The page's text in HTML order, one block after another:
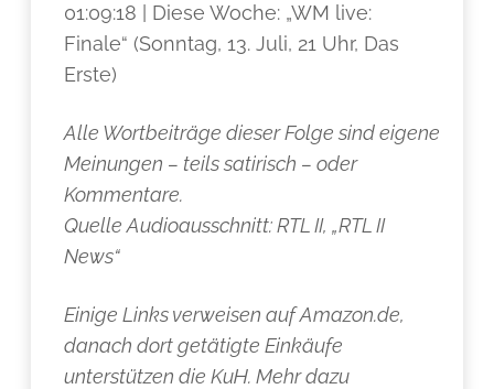
01:09:18 | Diese Woche: „WM live:
Finale“ (Sonntag, 13. Juli, 21 Uhr, Das
Erste)
Alle Wortbeiträge dieser Folge sind eigene
Meinungen – teils satirisch – oder
Kommentare.
Quelle Audioausschnitt: RTL II, „RTL II
News“
Einige Links verweisen auf Amazon.de,
danach dort getätigte Einkäufe
unterstützen die KuH. Mehr dazu